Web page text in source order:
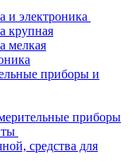
и электроника
крупная
мелкая
приборы и
приборы
средства для